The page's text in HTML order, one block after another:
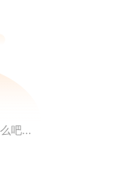
戏和NFT项目，该
建的游戏和项目分
X协议的发
于比特币指数的
吧...